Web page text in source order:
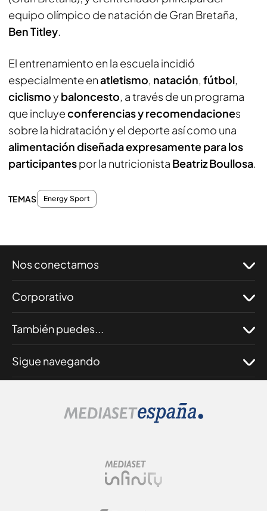
equipo olímpico de natación de Gran Bretaña,
Ben Titley.
El entrenamiento en la escuela incidió
especialmente enatletismo, natación, fútbol,
ciclismoy baloncesto, a través de un programa
que incluyeconferencias y recomendaciones
sobre la hidratación y el deporte así como una
alimentación diseñada expresamente para los
participantespor la nutricionista Beatriz Boullosa.
TEMAS Energy Sport
Nos conectamos
Corporativo
También puedes...
Sigue navegando